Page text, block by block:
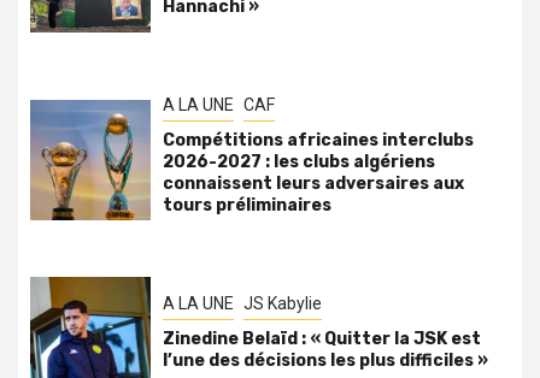
Hannachi »
A LA UNE CAF
Compétitions africaines interclubs
2026-2027 : les clubs algériens
connaissent leurs adversaires aux
tours préliminaires
A LA UNE JS Kabylie
Zinedine Belaïd : « Quitter la JSK est
l’une des décisions les plus difficiles »